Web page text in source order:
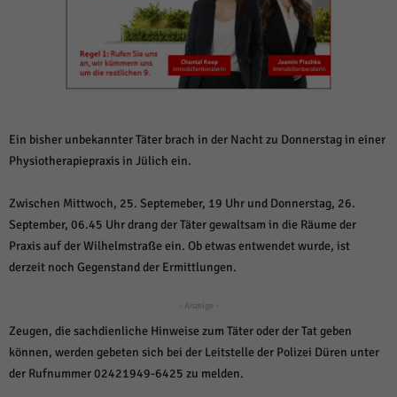
Ein bisher unbekannter Täter brach in der Nacht zu Donnerstag in einer
Physiotherapiepraxis in Jülich ein.
Zwischen Mittwoch, 25. Septemeber, 19 Uhr und Donnerstag, 26.
September, 06.45 Uhr drang der Täter gewaltsam in die Räume der
Praxis auf der Wilhelmstraße ein. Ob etwas entwendet wurde, ist
derzeit noch Gegenstand der Ermittlungen.
- Anzeige -
Zeugen, die sachdienliche Hinweise zum Täter oder der Tat geben
können, werden gebeten sich bei der Leitstelle der Polizei Düren unter
der Rufnummer 02421949-6425 zu melden.
Alle akzeptieren Speichern und weiter
Zurück
Essenzielle Cookies ermöglichen grundlegende Funktionen und sind für die
einwandfreie Funktion der Website erforderlich.
Statistiken (1)
Statistik Cookies erfassen Informationen anonym. Diese Informationen helfen
uns zu verstehen, wie unsere Besucher unsere Website nutzen.
Cookie-Informationen anzeigen
Marketing (1)
Marketing-Cookies werden von Drittanbietern oder Publishern verwendet,